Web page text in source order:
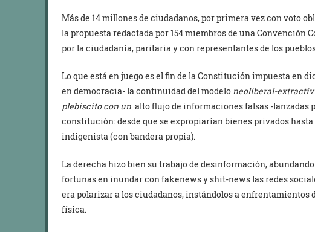
Más de 14 millones de ciudadanos, por primera vez con voto
la propuesta redactada por 154 miembros de una
por la ciudadanía, paritaria y con representantes de los
Lo que está en juego es el fin de la Constitución impuesta en
en democracia- la continuidad del modeloneoliberal-
plebiscito con un alto flujo de informaciones falsas -lanzadas
constitución: desde que se expropiarían bienes privados
indigenista (con bandera propia).
La derecha hizo bien su trabajo de desinformación,
fortunas en inundar con fakenews y shit-news las redes
era polarizar a los ciudadanos, instándolos a
física.